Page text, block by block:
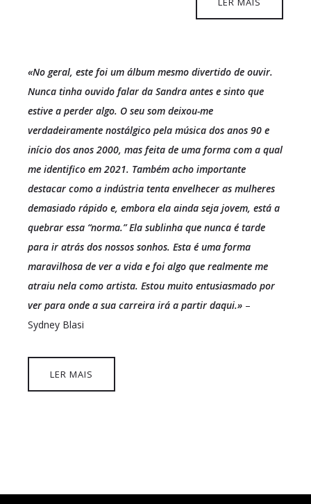
«No geral, este foi um álbum mesmo divertido de ouvir.
Nunca tinha ouvido falar da Sandra antes e sinto que
estive a perder algo. O seu som deixou-me
verdadeiramente nostálgico pela música dos anos 90 e
início dos anos 2000, mas feita de uma forma com a qual
me identifico em 2021. Também acho importante
destacar como a indústria tenta envelhecer as mulheres
demasiado rápido e, embora ela ainda seja jovem, está a
quebrar essa “norma.” Ela sublinha que nunca é tarde
para ir atrás dos nossos sonhos. Esta é uma forma
maravilhosa de ver a vida e foi algo que realmente me
atraiu nela como artista. Estou muito entusiasmado por
ver para onde a sua carreira irá a partir daqui.» –
Sydney Blasi
LER MAIS